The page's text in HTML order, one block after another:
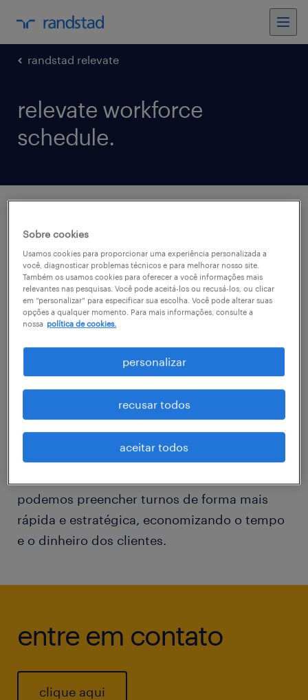
randstad relevate
relevate workforce
schedule.
relevate workforce schedule.
Uma ferramenta de planejamento da força de
trabalho para agendamento em toda a
organização.
O Relevate Workfoce Schedule é uma solução
versátil e inteligente que agiliza os processos
de agendamento e geração de relatórios.
Com um processo de agendamento
automatizado e dados ao nosso alcance,
podemos obter as pessoas certas para os
podemos preencher turnos de forma mais
rápida e estratégica, economizando o tempo
e o dinheiro dos clientes.
entre em contato
clique aqui
Sobre cookies
Usamos cookies para proporcionar uma experiência personalizada a
você, diagnosticar problemas técnicos e para melhorar nosso site.
Também os usamos cookies para oferecer a você informações mais
relevantes nas pesquisas. Você pode aceitá-los ou recusá-los, ou clicar
em “personalizar” para especificar sua escolha. Você pode alterar suas
opções a qualquer momento. Para mais informações, consulte a
nossa política de cookies.
personalizar
recusar todos
aceitar todos